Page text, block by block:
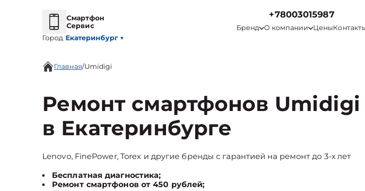
Смартфон
Сервис
Город Екатеринбург ▼
+78003015987
Бренд О компании Цены
Главная/Umidigi
Ремонт смартфонов Umidigi
в Екатеринбурге
Lenovo, FinePower, Torex и другие бренды с гарантией на ремонт до 3-х лет
Бесплатная диагностика;
Ремонт смартфонов от 450 рублей;